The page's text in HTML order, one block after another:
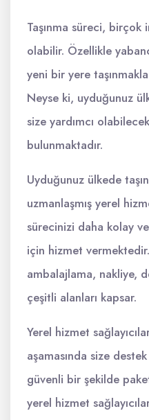
Taşınma süreci,
olabilir. Özellikle
yeni bir yere
Neyse ki, uyduğunuz
size yardımcı
bulunmaktadır.
Uyduğunuz ülkede
uzmanlaşmış yerel
sürecinizi daha kolay
için hizmet
ambalajlama, nakliye,
çeşitli alanları kapsar.
Yerel hizmet
aşamasında size destek
güvenli bir şekilde
yerel hizmet